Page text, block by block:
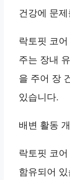
건강에 문
락토핏 코
주는 장내
을 주어 장
있습니다.
배변 활동
락토핏 코
함유되어